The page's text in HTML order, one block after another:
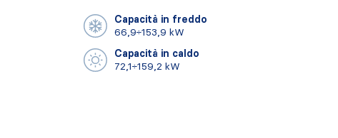
Capacità in freddo
66,9÷153,9 kW
Capacità in caldo
72,1÷159,2 kW